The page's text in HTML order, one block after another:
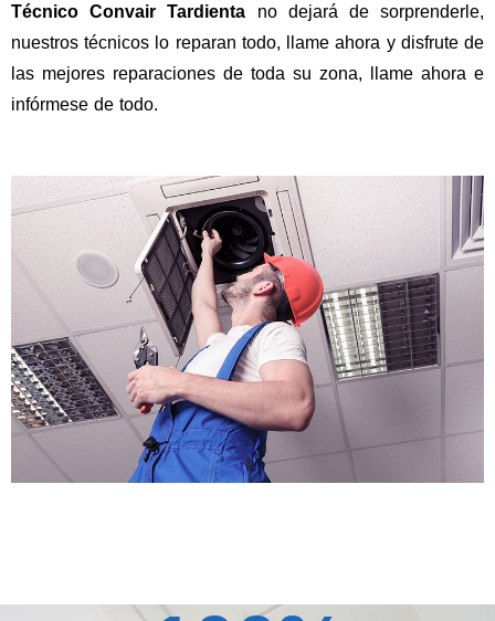
Técnico Convair Tardienta no dejará de sorprenderle,
nuestros técnicos lo reparan todo, llame ahora y disfrute de
las mejores reparaciones de toda su zona, llame ahora e
infórmese de todo.